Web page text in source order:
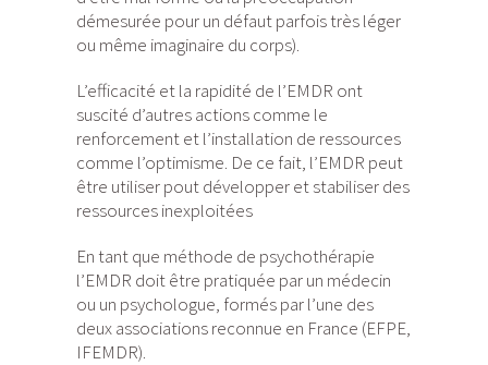
démesurée pour un défaut parfois très léger
ou même imaginaire du corps).
L’efficacité et la rapidité de l’EMDR ont
suscité d’autres actions comme le
renforcement et l’installation de ressources
comme l’optimisme. De ce fait, l’EMDR peut
être utiliser pout développer et stabiliser des
ressources inexploitées
En tant que méthode de psychothérapie
l’EMDR doit être pratiquée par un médecin
ou un psychologue, formés par l’une des
deux associations reconnue en France (EFPE,
IFEMDR).